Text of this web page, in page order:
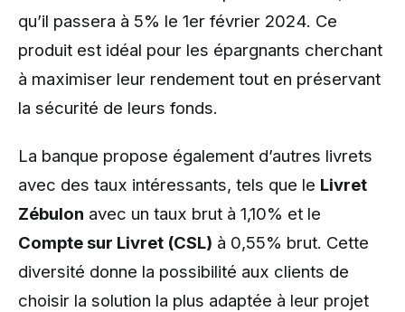
qu’il passera à 5% le 1er février 2024. Ce
produit est idéal pour les épargnants cherchant
à maximiser leur rendement tout en préservant
la sécurité de leurs fonds.
La banque propose également d’autres livrets
avec des taux intéressants, tels que le Livret
Zébulon avec un taux brut à 1,10% et le
Compte sur Livret (CSL) à 0,55% brut. Cette
diversité donne la possibilité aux clients de
choisir la solution la plus adaptée à leur projet